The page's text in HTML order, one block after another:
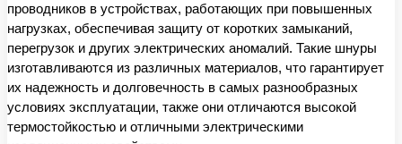
проводников в устройствах, работающих при повышенных
нагрузках, обеспечивая защиту от коротких замыканий,
перегрузок и других электрических аномалий. Такие шнуры
изготавливаются из различных материалов, что гарантирует
их надежность и долговечность в самых разнообразных
условиях эксплуатации, также они отличаются высокой
термостойкостью и отличными электрическими